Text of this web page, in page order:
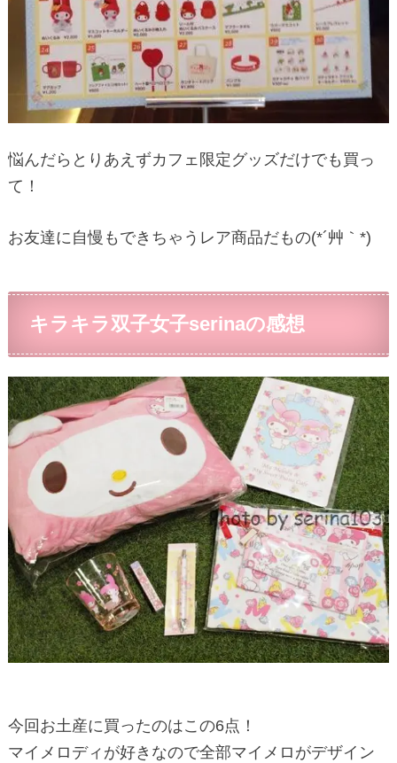
悩んだらとりあえずカフェ限定グッズだけでも買っ
て！
お友達に自慢もできちゃうレア商品だもの(*´艸｀*)
キラキラ双子女子serinaの感想
今回お土産に買ったのはこの6点！
マイメロディが好きなので全部マイメロがデザイン